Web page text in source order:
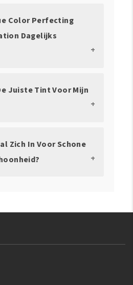
Color Perfecting
Dagelijks
Juiste Tint Voor Mijn
Zich In Voor Schone